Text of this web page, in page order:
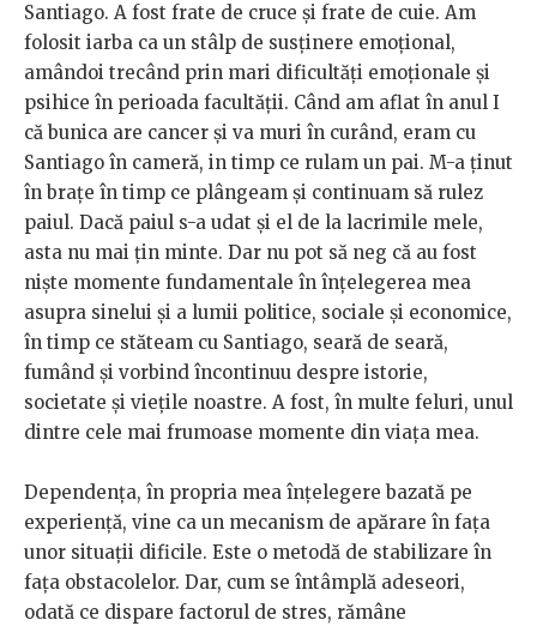
Santiago. A fost frate de cruce și frate de cuie. Am
folosit iarba ca un stâlp de susținere emoțional,
amândoi trecând prin mari dificultăți emoționale și
psihice în perioada facultății. Când am aflat în anul I
că bunica are cancer și va muri în curând, eram cu
Santiago în cameră, in timp ce rulam un pai. M-a ținut
în brațe în timp ce plângeam și continuam să rulez
paiul. Dacă paiul s-a udat și el de la lacrimile mele,
asta nu mai țin minte. Dar nu pot să neg că au fost
niște momente fundamentale în înțelegerea mea
asupra sinelui și a lumii politice, sociale și economice,
în timp ce stăteam cu Santiago, seară de seară,
fumând și vorbind încontinuu despre istorie,
societate și viețile noastre. A fost, în multe feluri, unul
dintre cele mai frumoase momente din viața mea.
Dependența, în propria mea înțelegere bazată pe
experiență, vine ca un mecanism de apărare în fața
unor situații dificile. Este o metodă de stabilizare în
fața obstacolelor. Dar, cum se întâmplă adeseori,
odată ce dispare factorul de stres, rămâne